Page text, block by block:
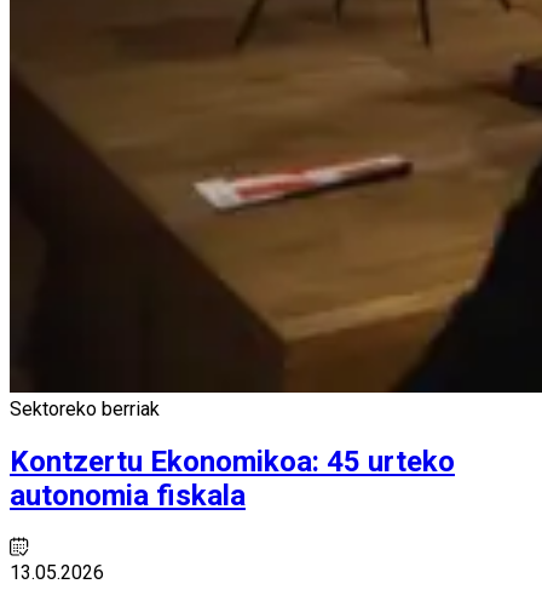
Sektoreko berriak
Kontzertu Ekonomikoa: 45 urteko
autonomia fiskala
13.05.2026